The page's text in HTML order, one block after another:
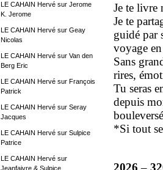
LE CAHAIN Hervésur Jerome
K. Jerome
LE CAHAIN Hervésur Geay
Nicolas
LE CAHAIN Hervésur Van den
Berg Eric
LE CAHAIN Hervésur François
Patrick
LE CAHAIN Hervésur Seray
Jacques
LE CAHAIN Hervésur Sulpice
Patrice
LE CAHAIN Hervésur
Jeanfaivre & Sulpice
Je te livre
Je te
guidé par
voyage
Sans
rires,
Tu seras
depuis
*Si tout